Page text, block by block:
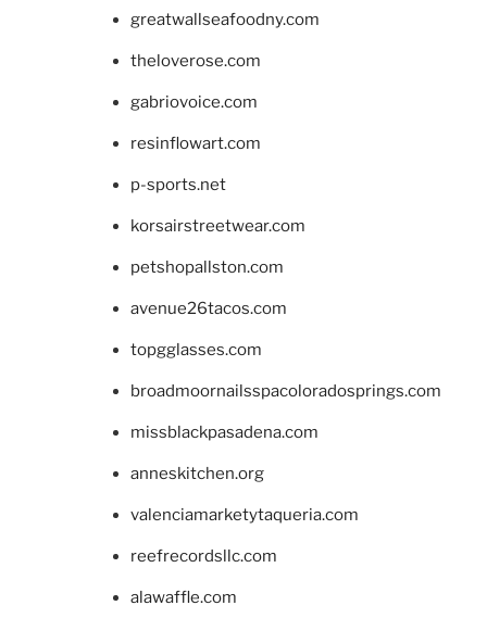
greatwallseafoodny.com
theloverose.com
gabriovoice.com
resinflowart.com
p-sports.net
korsairstreetwear.com
petshopallston.com
avenue26tacos.com
topgglasses.com
broadmoornailsspacoloradosprings.com
missblackpasadena.com
anneskitchen.org
valenciamarketytaqueria.com
reefrecordsllc.com
alawaffle.com